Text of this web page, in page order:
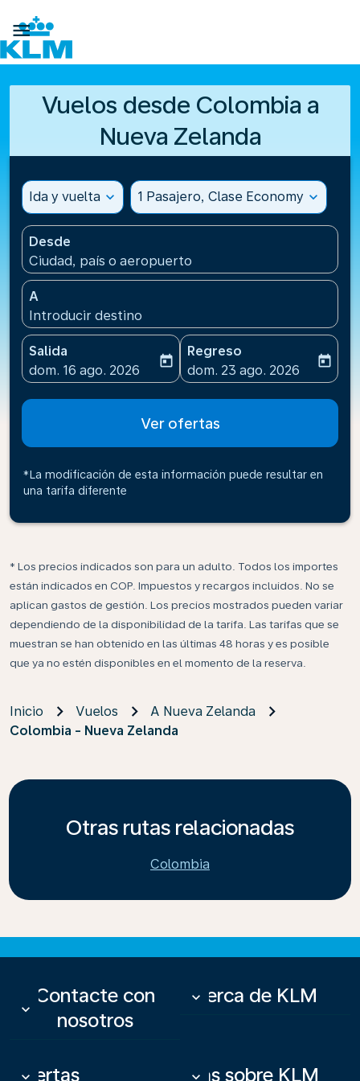

Vuelos desde Colombia a
Nueva Zelanda
Ida y vuelta expand_more 1 Pasajero, Clase Economy expand_more
Desde
Ciudad, país o aeropuerto
A
Introducir destino
Salida
fc-booking-departure-date-aria-label
dom. 16 ago. 2026
today
Regreso
fc-booking-return-date-
dom. 23 ago. 2026
today
Ver ofertas
*La modificación de esta información puede resultar en
una tarifa diferente
* Los precios indicados son para un adulto. Todos los importes
están indicados en COP. Impuestos y recargos incluidos. No se
aplican gastos de gestión. Los precios mostrados pueden variar
dependiendo de la disponibilidad de la tarifa. Las tarifas que se
muestran se han obtenido en las últimas 48 horas y es posible
que ya no estén disponibles en el momento de la reserva.
Inicio Vuelos
A Nueva Zelanda
Colombia - Nueva Zelanda
Otras rutas relacionadas
Colombia
Contacte con
nosotros
keyboard_arrow_down
Acerca de KLM
keyboard_arrow_down
Ofertas
keyboard_arrow_down Más sobre KLM
keyboard_arrow_down